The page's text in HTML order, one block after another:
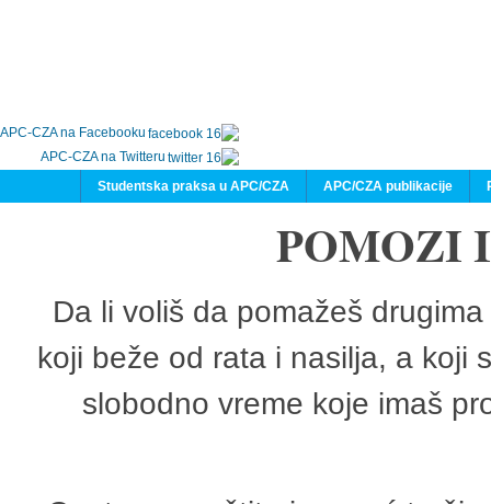
APC-CZA na Facebooku
APC-CZA na Twitteru
APC/CZA publikacije
Studentska praksa u APC/CZA
POMOZI
Da li voliš da pomažeš
koji beže od rata i nasilja, a koji
slobodno vreme koje imaš